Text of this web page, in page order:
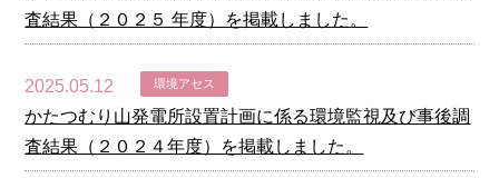
査結果（２０２５ 年度）を掲載しました。
2025.05.12 環境アセス
かたつむり山発電所設置計画に係る環境監視及び事後調
査結果（２０２４年度）を掲載しました。